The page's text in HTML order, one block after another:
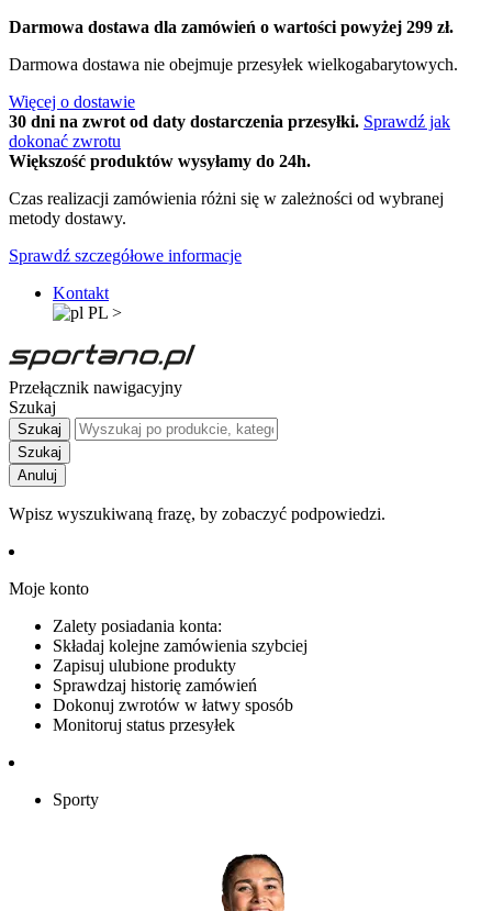
Darmowa dostawa dla zamówień o wartości powyżej 299 zł.
Darmowa dostawa nie obejmuje przesyłek wielkogabarytowych.
Więcej o dostawie
30 dni na zwrot od daty dostarczenia przesyłki. Sprawdź jak
dokonać zwrotu
Większość produktów wysyłamy do 24h.
Czas realizacji zamówienia różni się w zależności od wybranej
metody dostawy.
Sprawdź szczegółowe informacje
Kontakt
PL >
Przełącznik nawigacyjny
Szukaj
Szukaj
Szukaj
Anuluj
Wpisz wyszukiwaną frazę, by zobaczyć podpowiedzi.
Moje konto
Zalety posiadania konta:
Składaj kolejne zamówienia szybciej
Zapisuj ulubione produkty
Sprawdzaj historię zamówień
Dokonuj zwrotów w łatwy sposób
Monitoruj status przesyłek
Sporty